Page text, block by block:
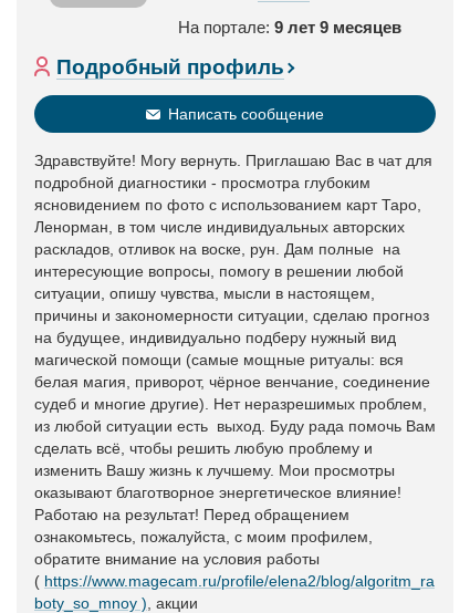
На портале: 9 лет 9 месяцев
Подробный профиль
Написать сообщение
Здравствуйте! Могу вернуть. Приглашаю Вас в чат для
подробной диагностики - просмотра глубоким
ясновидением по фото с использованием карт Таро,
Ленорман, в том числе индивидуальных авторских
раскладов, отливок на воске, рун. Дам полные на
интересующие вопросы, помогу в решении любой
ситуации, опишу чувства, мысли в настоящем,
причины и закономерности ситуации, сделаю прогноз
на будущее, индивидуально подберу нужный вид
магической помощи (самые мощные ритуалы: вся
белая магия, приворот, чёрное венчание, соединение
судеб и многие другие). Нет неразрешимых проблем,
из любой ситуации есть выход. Буду рада помочь Вам
сделать всё, чтобы решить любую проблему и
изменить Вашу жизнь к лучшему. Мои просмотры
оказывают благотворное энергетическое влияние!
Работаю на результат! Перед обращением
ознакомьтесь, пожалуйста, с моим профилем,
обратите внимание на условия работы
( https://www.magecam.ru/profile/elena2/blog/algoritm_ra
boty_so_mnoy ) , акции